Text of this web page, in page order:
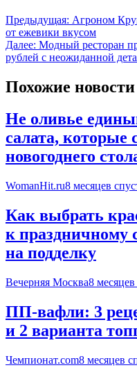
Предыдущая: Агроном
от ежевики вкусом
Далее: Модный ресторан
рублей с неожиданной
Похожие новости
Не оливье
салата, которые
новогоднего
WomanHit.ru8 месяцев
Как выбрать
к праздничному
на подделку
Вечерняя Москва8 месяцев
ПП-вафли: 3
и 2 варианта
Чемпионат.com8 месяцев